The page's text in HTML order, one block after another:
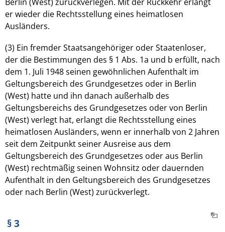
er wieder die Rechtsstellung eines heimatlosen
Ausländers.
(3) Ein fremder Staatsangehöriger oder Staatenloser,
der die Bestimmungen des § 1 Abs. 1a und b erfüllt, nach
dem 1. Juli 1948 seinen gewöhnlichen Aufenthalt im
Geltungsbereich des Grundgesetzes oder in Berlin
(West) hatte und ihn danach außerhalb des
Geltungsbereichs des Grundgesetzes oder von Berlin
(West) verlegt hat, erlangt die Rechtsstellung eines
heimatlosen Ausländers, wenn er innerhalb von 2 Jahren
seit dem Zeitpunkt seiner Ausreise aus dem
Geltungsbereich des Grundgesetzes oder aus Berlin
(West) rechtmäßig seinen Wohnsitz oder dauernden
Aufenthalt in den Geltungsbereich des Grundgesetzes
oder nach Berlin (West) zurückverlegt.
§ 3